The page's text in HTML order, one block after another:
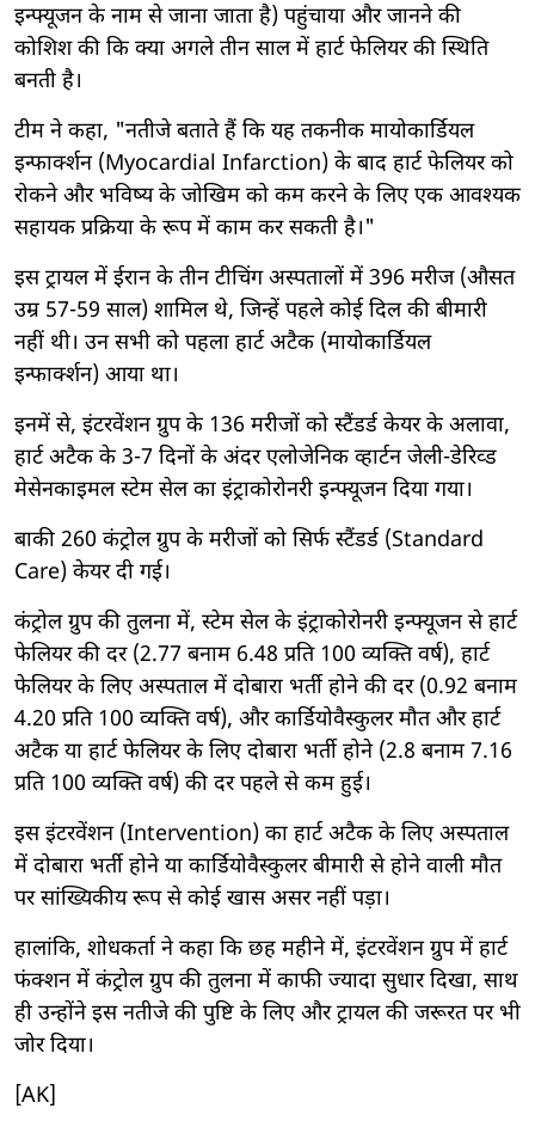
इन्फ्यूजन के नाम से जाना जाता है) पहुंचाया और जानने की
कोशिश की कि क्या अगले तीन साल में हार्ट फेलियर की स्थिति
बनती है।
टीम ने कहा, "नतीजे बताते हैं कि यह तकनीक मायोकार्डियल
इन्फार्क्शन (Myocardial Infarction) के बाद हार्ट फेलियर को
रोकने और भविष्य के जोखिम को कम करने के लिए एक आवश्यक
सहायक प्रक्रिया के रूप में काम कर सकती है।"
इस ट्रायल में ईरान के तीन टीचिंग अस्पतालों में 396 मरीज (औसत
उम्र 57-59 साल) शामिल थे, जिन्हें पहले कोई दिल की बीमारी
नहीं थी। उन सभी को पहला हार्ट अटैक (मायोकार्डियल
इन्फार्क्शन) आया था।
इनमें से, इंटरवेंशन ग्रुप के 136 मरीजों को स्टैंडर्ड केयर के अलावा,
हार्ट अटैक के 3-7 दिनों के अंदर एलोजेनिक व्हार्टन जेली-डेरिव्ड
मेसेनकाइमल स्टेम सेल का इंट्राकोरोनरी इन्फ्यूजन दिया गया।
बाकी 260 कंट्रोल ग्रुप के मरीजों को सिर्फ स्टैंडर्ड (Standard
Care) केयर दी गई।
कंट्रोल ग्रुप की तुलना में, स्टेम सेल के इंट्राकोरोनरी इन्फ्यूजन से हार्ट
फेलियर की दर (2.77 बनाम 6.48 प्रति 100 व्यक्ति वर्ष), हार्ट
फेलियर के लिए अस्पताल में दोबारा भर्ती होने की दर (0.92 बनाम
4.20 प्रति 100 व्यक्ति वर्ष), और कार्डियोवैस्कुलर मौत और हार्ट
अटैक या हार्ट फेलियर के लिए दोबारा भर्ती होने (2.8 बनाम 7.16
प्रति 100 व्यक्ति वर्ष) की दर पहले से कम हुई।
इस इंटरवेंशन (Intervention) का हार्ट अटैक के लिए अस्पताल
में दोबारा भर्ती होने या कार्डियोवैस्कुलर बीमारी से होने वाली मौत
पर सांख्यिकीय रूप से कोई खास असर नहीं पड़ा।
हालांकि, शोधकर्ता ने कहा कि छह महीने में, इंटरवेंशन ग्रुप में हार्ट
फंक्शन में कंट्रोल ग्रुप की तुलना में काफी ज्यादा सुधार दिखा, साथ
ही उन्होंने इस नतीजे की पुष्टि के लिए और ट्रायल की जरूरत पर भी
जोर दिया।
[AK]